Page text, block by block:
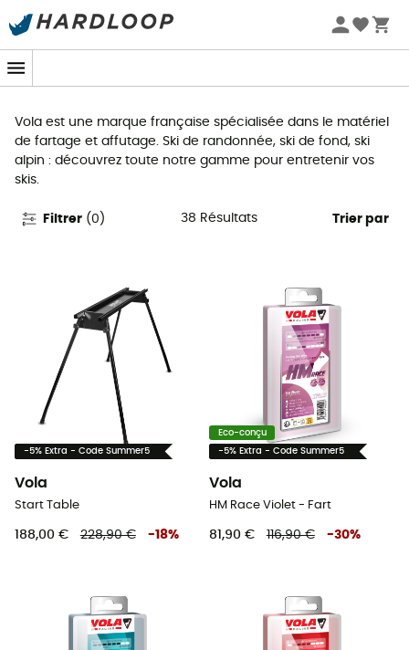
Promos d'été 🔥 -5 % EXTRA dès 2 produits* code Summer5
Vola
Vola est une marque française spécialisée dans le matériel
de fartage et affutage. Ski de randonnée, ski de fond, ski
alpin : découvrez toute notre gamme pour entretenir vos
skis.
Filtrer (0 ) 38 Résultats Trier par
-5% Extra - Code Summer5
Vola
Start Table
188,00 € 228,90 € -18%
Eco-conçu
-5% Extra - Code Summer5
Vola
HM Race Violet - Fart
81,90 € 116,90 € -30%